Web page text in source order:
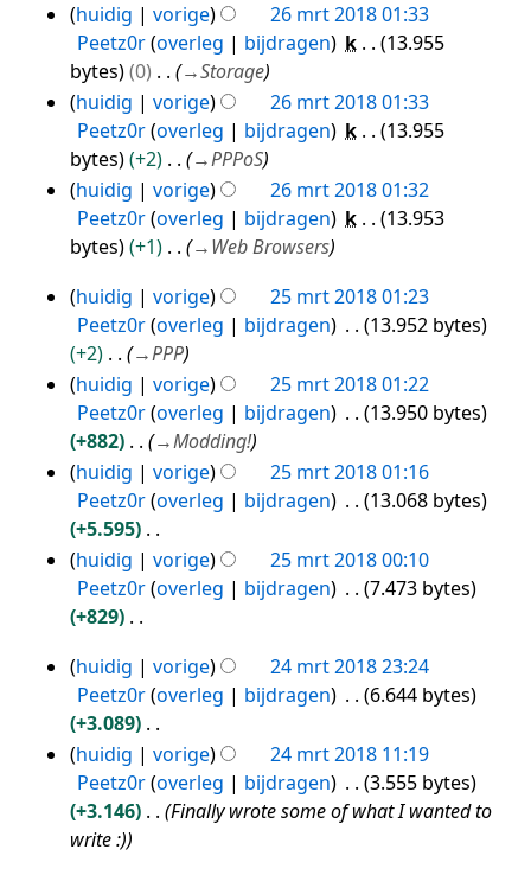
t
i
n
g
n
g
s
s
a
m
e
n
v
t
i
n
g
e
n
b
w
e
k
n
g
s
s
a
m
e
n
v
a
t
n
g
26
mrt
2018
huidig vorige
26 mrt 2018 01:33
Peetz0r overleg bijdragen k
13.955
bytes
0 →Storage
huidig
vorige
26 mrt 2018 01:33
Peetz0r overleg bijdragen k
13.955
bytes
+2 →PPPoS
huidig
vorige
26 mrt 2018 01:32
Peetz0r overleg bijdragen k
13.953
bytes
+1 →Web Browsers
25
mrt
2018
huidig vorige
25 mrt 2018 01:23
Peetz0r overleg bijdragen
13.952 bytes
+2
→PPP
huidig
vorige
25 mrt 2018 01:22
Peetz0r overleg bijdragen
13.950 bytes
+882
→Modding!
huidig
vorige
25 mrt 2018 01:16
Peetz0r overleg bijdragen
13.068 bytes
+5.595
G
e
b
w
e
k
i
huidig vorige
25 mrt 2018 00:10
Peetz0r overleg bijdragen
7.473 bytes
+829
e
n
b
w
e
24
mrt
2018
huidig vorige
24 mrt 2018 23:24
Peetz0r overleg bijdragen
6.644 bytes
+3.089
G
e
n
huidig vorige
24 mrt 2018 11:19
Peetz0r overleg bijdragen
3.555 bytes
+3.146
Finally wrote some of what I wanted to
write :)